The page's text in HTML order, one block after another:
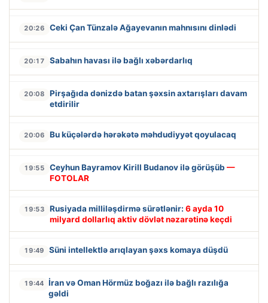
20:26 Ceki Çan Tünzalə Ağayevanın mahnısını dinlədi
20:17 Sabahın havası ilə bağlı xəbərdarlıq
20:08
Pirşağıda dənizdə batan şəxsin axtarışları davam
etdirilir
20:06 Bu küçələrdə hərəkətə məhdudiyyət qoyulacaq
19:55 Ceyhun Bayramov Kirill Budanov ilə görüşüb —
FOTOLAR
19:53 Rusiyada milliləşdirmə sürətlənir: 6 ayda 10
milyard dollarlıq aktiv dövlət nəzarətinə keçdi
19:49 Süni intellektlə arıqlayan şəxs komaya düşdü
19:44 İran və Oman Hörmüz boğazı ilə bağlı razılığa
gəldi